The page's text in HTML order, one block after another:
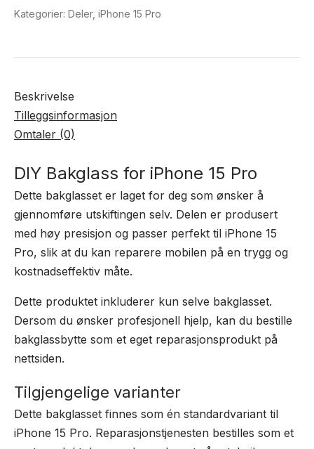
antall
Kategorier: Deler, iPhone 15 Pro
Beskrivelse
Tilleggsinformasjon
Omtaler (0)
DIY Bakglass for iPhone 15 Pro
Dette bakglasset er laget for deg som ønsker å
gjennomføre utskiftingen selv. Delen er produsert
med høy presisjon og passer perfekt til iPhone 15
Pro, slik at du kan reparere mobilen på en trygg og
kostnadseffektiv måte.
Dette produktet inkluderer kun selve bakglasset.
Dersom du ønsker profesjonell hjelp, kan du bestille
bakglassbytte som et eget reparasjonsprodukt på
nettsiden.
Tilgjengelige varianter
Dette bakglasset finnes som én standardvariant til
iPhone 15 Pro. Reparasjonstjenesten bestilles som et